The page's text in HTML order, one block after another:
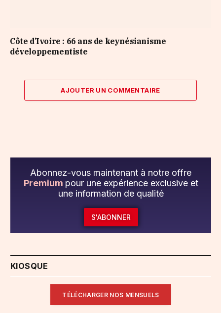
Côte d’Ivoire : 66 ans de keynésianisme
développementiste
AJOUTER UN COMMENTAIRE
Abonnez-vous maintenant à notre offre
Premium pour une expérience exclusive et
une information de qualité
S'ABONNER
KIOSQUE
TÉLÉCHARGER NOS MENSUELS